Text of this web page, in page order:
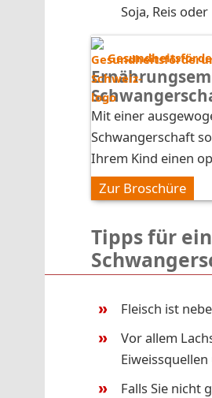
Soja, Reis
Mit einer
Schwangerschaft
Ihrem Kind einen
Zur Broschüre
Tipps für
Fleisch ist
Vor allem
Falls Sie nicht